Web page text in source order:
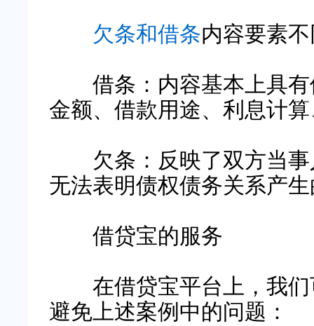
欠条和借条内容要素
借条：内容基本上具有
金额、借款用途、利息计
欠条：反映了双方当事
无法表明债权债务关系产
借贷宝的服务
在借贷宝平台上，我们
避免上述案例中的问题：